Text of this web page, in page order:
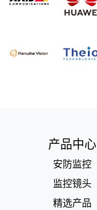
产品中心
安防监控
监控镜头
精选产品